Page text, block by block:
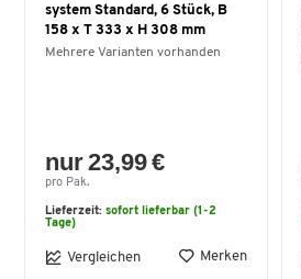
system Standard, 6 Stück, B
158 x T 333 x H 308 mm
Mehrere Varianten vorhanden
nur 23,99 €
pro Pak.
Lieferzeit: sofort lieferbar (1-2
Tage)
Vergleichen Merken